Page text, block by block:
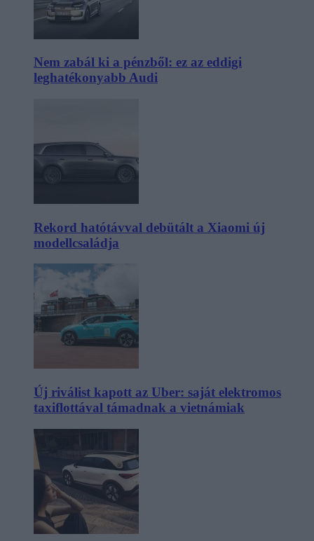
Nem zabál ki a pénzből: ez az eddigi
leghatékonyabb Audi
Rekord hatótávval debütált a Xiaomi új
modellcsaládja
Új riválist kapott az Uber: saját elektromos
taxiflottával támadnak a vietnámiak